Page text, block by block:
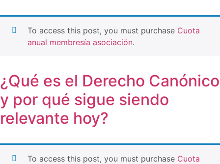
To access this post, you must purchase Cuota
anual membresía asociación.
¿Qué es el Derecho Canónico
y por qué sigue siendo
relevante hoy?
To access this post, you must purchase Cuota